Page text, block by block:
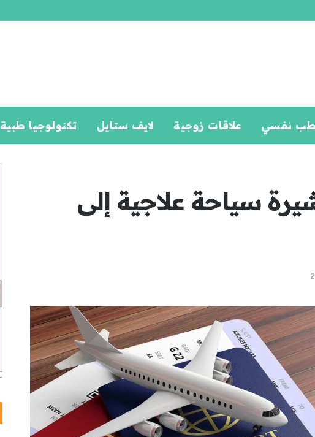
طب نفسي علاقات زوجية لايف ستايل تكنولوجيا طبية
سياحة علاجية إلى